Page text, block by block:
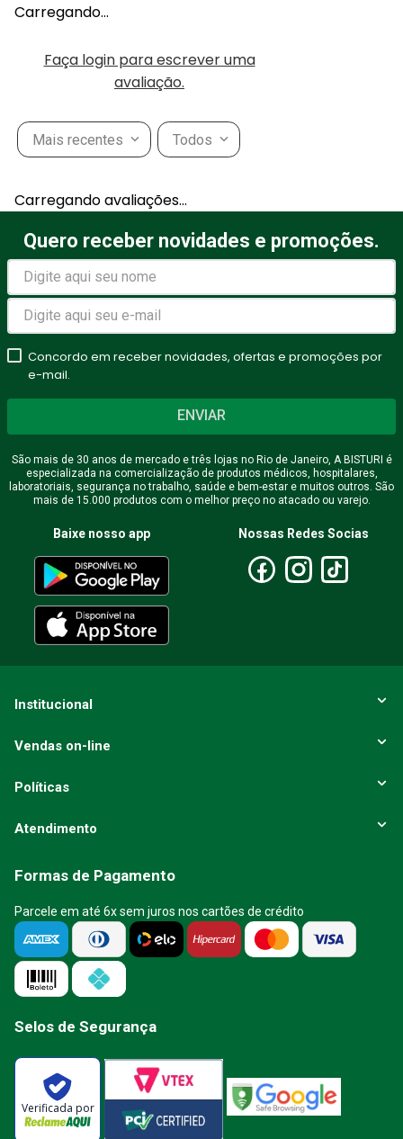
Carregando…
Faça login para escrever uma
avaliação.
Mais recentes Todos
Carregando avaliações…
Quero receber novidades e promoções.
Concordo em receber novidades, ofertas e promoções por
e-mail.
ENVIAR
São mais de 30 anos de mercado e três lojas no Rio de Janeiro, A BISTURI é
especializada na comercialização de produtos médicos, hospitalares,
laboratoriais, segurança no trabalho, saúde e bem-estar e muitos outros. São
mais de 15.000 produtos com o melhor preço no atacado ou varejo.
Baixe nosso app Nossas Redes Socias
Institucional
Vendas on-line
Políticas
Atendimento
Formas de Pagamento
Parcele em até 6x sem juros nos cartões de crédito
Selos de Segurança
Verificada por